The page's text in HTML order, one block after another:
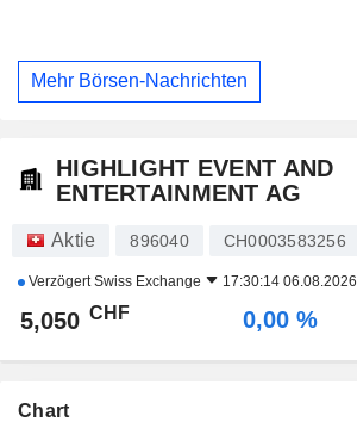
Mehr Börsen-Nachrichten
HIGHLIGHT EVENT AND
ENTERTAINMENT AG
Aktie 896040 CH0003583256
VerzögertSwiss Exchange 17:30:14 06.08.2026
5,050 CHF 0,00 %
Chart